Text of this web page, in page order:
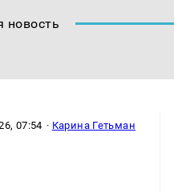
новость
07:54 · Карина Гетьман